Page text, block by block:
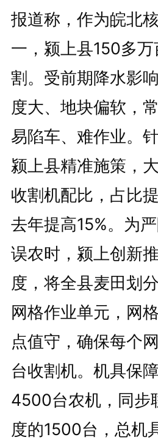
报道称，作为皖北
一，颍上县150多
割。受前期降水影
度大、地块偏软，
易陷车、难作业。
颍上县精准施策，
收割机配比，占比
去年提高15%。为
误农时，颍上创新
度，将全县麦田划
网格作业单元，网
点值守，确保每个
台收割机。机具保
4500台农机，同步
度的1500台，总机